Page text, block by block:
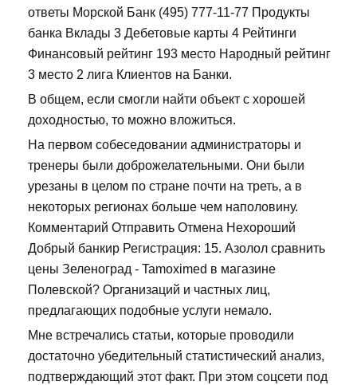
ответы Морской Банк (495) 777-11-77 Продукты
банка Вклады 3 Дебетовые карты 4 Рейтинги
Финансовый рейтинг 193 место Народный рейтинг
3 место 2 лига Клиентов на Банки.
В общем, если смогли найти объект с хорошей
доходностью, то можно вложиться.
На первом собеседовании администраторы и
тренеры были доброжелательными. Они были
урезаны в целом по стране почти на треть, а в
некоторых регионах больше чем наполовину.
Комментарий Отправить Отмена Нехороший
Добрый банкир Регистрация: 15. Азолол сравнить
цены Зеленоград - Tamoximed в магазине
Полевской? Организаций и частных лиц,
предлагающих подобные услуги немало.
Мне встречались статьи, которые проводили
достаточно убедительный статистический анализ,
подтверждающий этот факт. При этом соцсети под